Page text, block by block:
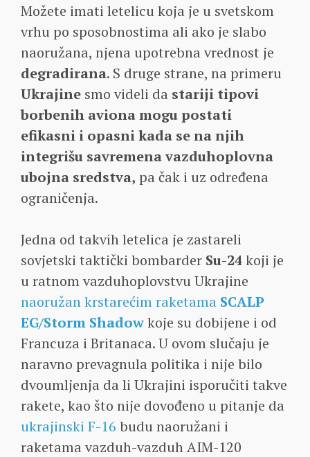
Možete imati letelicu koja je u svetskom
vrhu po sposobnostima ali ako je slabo
naoružana, njena upotrebna vrednost je
degradirana. S druge strane, na primeru
Ukrajine smo videli da stariji tipovi
borbenih aviona mogu postati
efikasni i opasni kada se na njih
integrišu savremena vazduhoplovna
ubojna sredstva, pa čak i uz određena
ograničenja.
Jedna od takvih letelica je zastareli
sovjetski taktički bombarder Su-24koji je
u ratnom vazduhoplovstvu Ukrajine
naoružan krstarećim raketama SCALP
EG/Storm Shadowkoje su dobijene i od
Francuza i Britanaca. U ovom slučaju je
naravno prevagnula politika i nije bilo
dvoumljenja da li Ukrajini isporučiti takve
rakete, kao što nije dovođeno u pitanje da
ukrajinski F-16 budu naoružani i
raketama vazduh-vazduh AIM-120